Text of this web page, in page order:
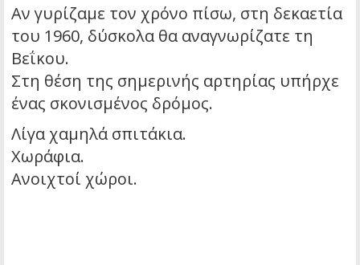
Αν γυρίζαμε τον χρόνο πίσω, στη δεκαετία
του 1960, δύσκολα θα αναγνωρίζατε τη
Βεΐκου.
Στη θέση της σημερινής αρτηρίας υπήρχε
ένας σκονισμένος δρόμος.
Λίγα χαμηλά σπιτάκια.
Χωράφια.
Ανοιχτοί χώροι.